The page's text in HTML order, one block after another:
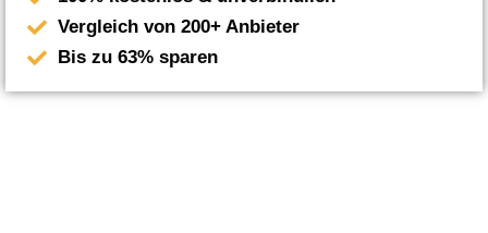
Vergleich von 200+ Anbieter
Bis zu 63% sparen